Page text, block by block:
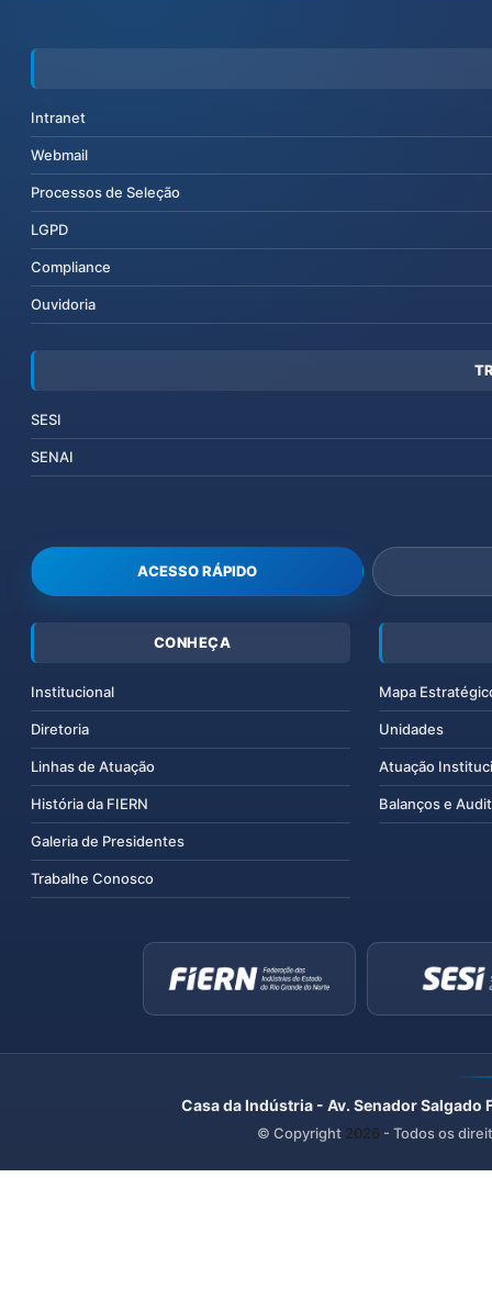
Intranet
Webmail
Processos de Seleção
LGPD
Compliance
Ouvidoria
SESI
SENAI
ACESSO RÁPIDO
CONHEÇA
Institucional
Diretoria
Linhas de Atuação
História da FIERN
Galeria de Presidentes
Trabalhe Conosco
Mapa
Unidades
Atuação
Balanços e
Casa da Indústria - Av. Senador
© Copyright 2026 - Todos os